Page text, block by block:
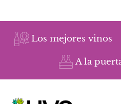
Los mejores vinos
A la